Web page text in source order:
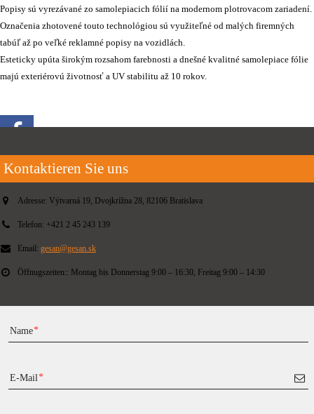
Popisy sú vyrezávané zo samolepiacich fólií na modernom plotrovacom zariadení.
Označenia zhotovené touto technológiou sú využiteľné od malých firemných
tabúľ až po veľké reklamné popisy na vozidlách.
Esteticky upúta širokým rozsahom farebnosti a dnešné kvalitné samolepiace fólie
majú exteriérovú životnosť a UV stabilitu až 10 rokov.
Kontaktieren Sie uns
Adresse: Výtvarná 19, Dvojkrížna 28, 82106 Bratislava
Telefon: +421 2 45 243 139
Email: gesan@gesan.sk
Öffnugszeiten:: Montag bis Donnerstag 9:00 – 16:30, Freitag 9:00 – 14:30
Name
E-Mail